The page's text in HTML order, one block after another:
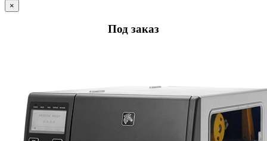
×
Под заказ